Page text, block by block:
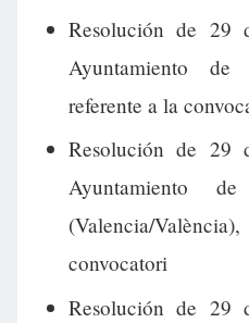
Resolución de 29
Ayuntamiento de
referente a la
Resolución de 29
Ayuntamiento
(Valencia/
convocatori
Resolución de 29